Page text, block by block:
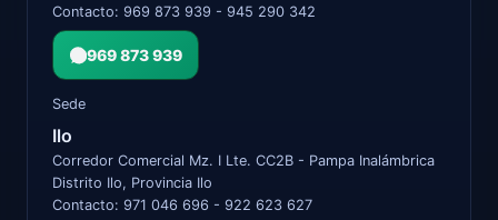
Contacto: 969 873 939 - 945 290 342
969 873 939
Sede
Ilo
Corredor Comercial Mz. I Lte. CC2B - Pampa Inalámbrica
Distrito Ilo, Provincia Ilo
Contacto: 971 046 696 - 922 623 627